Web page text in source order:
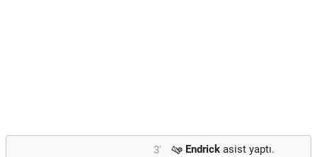
3' Endrick asist yaptı.